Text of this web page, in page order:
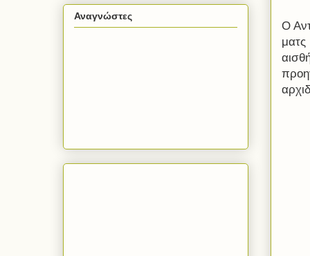
Ο
Αναγνώστες